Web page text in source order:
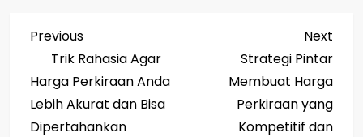
P
o
s
Previous
Post
Previous
Trik Rahasia Agar
Harga Perkiraan Anda
Lebih Akurat dan Bisa
Dipertahankan
Post
Next
Strategi Pintar
Membuat Harga
Perkiraan yang
Kompetitif dan